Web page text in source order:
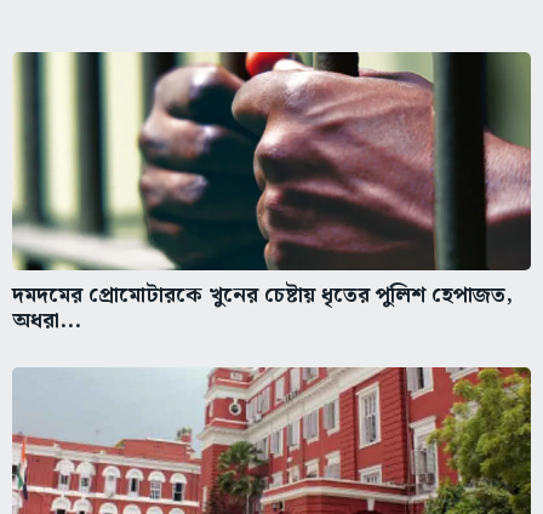
দমদমের প্রোমোটারকে খুনের চেষ্টায় ধৃতের পুলিশ হেপাজত,
অধরা...